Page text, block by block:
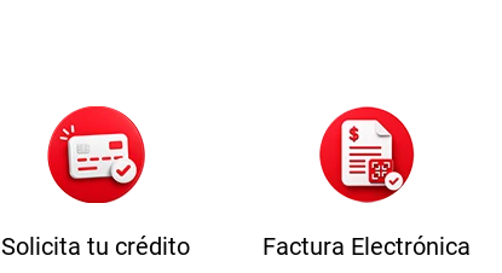
Solicita tu crédito Factura Electrónica